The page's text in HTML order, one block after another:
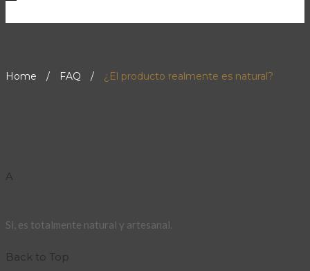
Home / FAQ / ¿El producto realmente es natural?
A
Si, es totalmente natural y artesanal.
Back to Top